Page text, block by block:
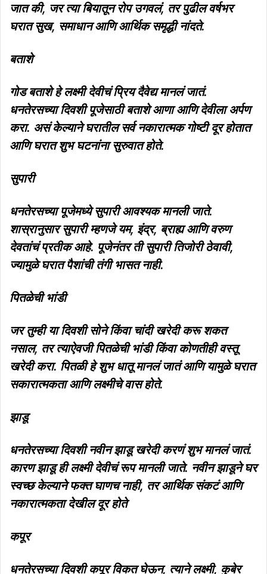
जात की, जर त्या बियातून रोप उगवलं, तर पुढील वर्षभर
घरात सुख, समाधान आणि आर्थिक समृद्धी नांदते.
बताशे
गोड बताशे हे लक्ष्मी देवीचं प्रिय दैवेद्य मानलं जातं.
धनतेरसच्या दिवशी पूजेसाठी बताशे आणा आणि देवीला अर्पण
करा. असं केल्याने घरातील सर्व नकारात्मक गोष्टी दूर होतात
आणि घरात शुभ घटनांना सुरुवात होते.
सुपारी
धनतेरसच्या पूजेमध्ये सुपारी आवश्यक मानली जाते.
शास्रानुसार सुपारी म्हणजे यम, इंद्र, ब्राह्य आणि वरुण
देवतांचं प्रतीक आहे. पूजेनंतर ती सुपारी तिजोरी ठेवावी,
ज्यामुळे घरात पैशांची तंगी भासत नाही.
पितळेची भांडी
जर तुम्ही या दिवशी सोने किंवा चांदी खरेदी करू शकत
नसाल, तर त्याऐवजी पितळेची भांडी किंवा कोणतीही वस्तू
खरेदी करा. पितळी हे शुभ धातू मानलं जातं आणि यामुळे घरात
सकारात्मकता आणि लक्ष्मीचे वास होते.
झाडू
धनतेरसच्या दिवशी नवीन झाडू खरेदी करणं शुभ मानलं जातं.
कारण झाडू ही लक्ष्मी देवीचं रूप मानली जाते. नवीन झाडूने घर
स्वच्छ केल्याने फक्त घाणच नाही, तर आर्थिक संकटं आणि
नकारात्मकता देखील दूर होते
कपूर
धनतेरसच्या दिवशी कपूर विकत घेऊन, त्याने लक्ष्मी, कुबेर